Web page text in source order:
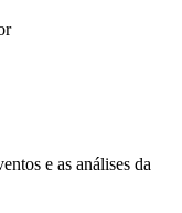
e as análises da